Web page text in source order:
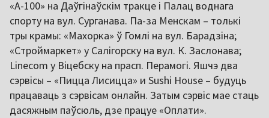
«А-100» на Даўгінаўскім тракце і Палац воднага
спорту на вул. Сурганава. Па-за Менскам – толькі
тры крамы: «Махорка» ў Гомлі на вул. Барадзіна;
«Строймаркет» у Салігорску на вул. К. Заслонава;
Linecom у Віцебску на прасп. Перамогі. Яшчэ два
сэрвісы – «Пицца Лисицца» и Sushi House – будуць
працаваць з сэрвісам онлайн. Затым сэрвіс мае стаць
дасяжным паўсюль, дзе працуе «Оплати».